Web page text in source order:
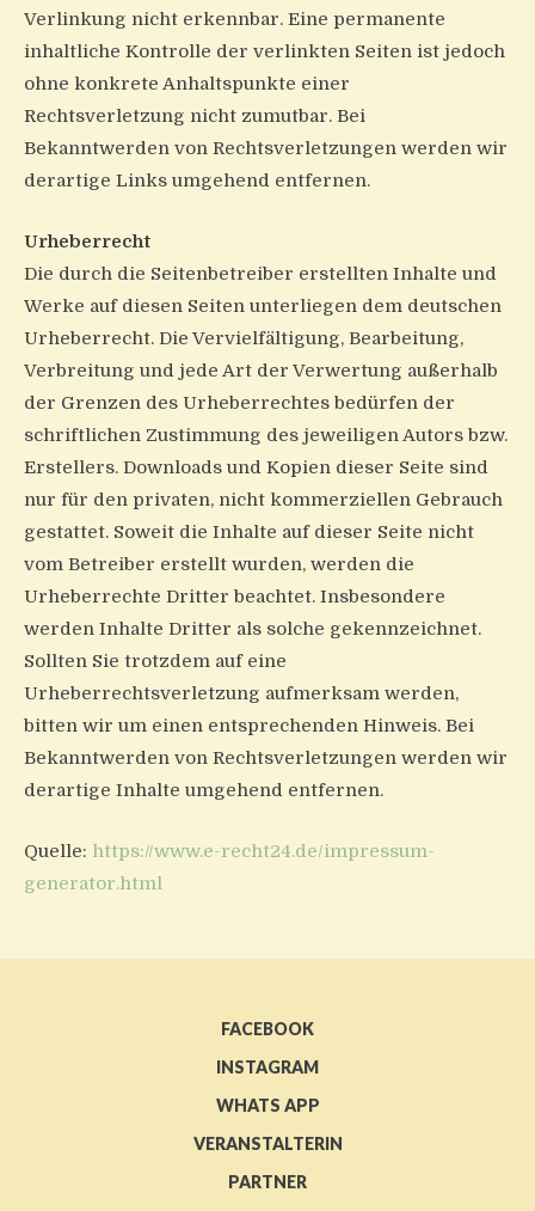
Verlinkung nicht erkennbar. Eine permanente
inhaltliche Kontrolle der verlinkten Seiten ist jedoch
ohne konkrete Anhaltspunkte einer
Rechtsverletzung nicht zumutbar. Bei
Bekanntwerden von Rechtsverletzungen werden wir
derartige Links umgehend entfernen.
Urheberrecht
Die durch die Seitenbetreiber erstellten Inhalte und
Werke auf diesen Seiten unterliegen dem deutschen
Urheberrecht. Die Vervielfältigung, Bearbeitung,
Verbreitung und jede Art der Verwertung außerhalb
der Grenzen des Urheberrechtes bedürfen der
schriftlichen Zustimmung des jeweiligen Autors bzw.
Erstellers. Downloads und Kopien dieser Seite sind
nur für den privaten, nicht kommerziellen Gebrauch
gestattet. Soweit die Inhalte auf dieser Seite nicht
vom Betreiber erstellt wurden, werden die
Urheberrechte Dritter beachtet. Insbesondere
werden Inhalte Dritter als solche gekennzeichnet.
Sollten Sie trotzdem auf eine
Urheberrechtsverletzung aufmerksam werden,
bitten wir um einen entsprechenden Hinweis. Bei
Bekanntwerden von Rechtsverletzungen werden wir
derartige Inhalte umgehend entfernen.
Quelle: https://www.e-recht24.de/impressum-
generator.html
FACEBOOK
INSTAGRAM
WHATS APP
VERANSTALTERIN
PARTNER